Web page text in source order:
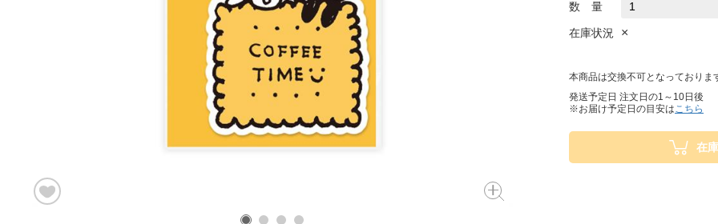
数 量
在庫状況 ×
本商品は交換不可となっておりま
発送予定日 注文日の1～10日後
※お届け予定日の目安はこちら
在